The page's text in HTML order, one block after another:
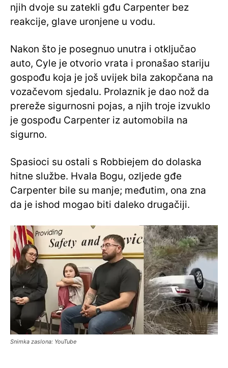
njih dvoje su zatekli gđu Carpenter bez
reakcije, glave uronjene u vodu.
Nakon što je posegnuo unutra i otključao
auto, Cyle je otvorio vrata i pronašao stariju
gospođu koja je još uvijek bila zakopčana na
vozačevom sjedalu. Prolaznik je dao nož da
prereže sigurnosni pojas, a njih troje izvuklo
je gospođu Carpenter iz automobila na
sigurno.
Spasioci su ostali s Robbiejem do dolaska
hitne službe. Hvala Bogu, ozljede gđe
Carpenter bile su manje; međutim, ona zna
da je ishod mogao biti daleko drugačiji.
Snimka zaslona: YouTube